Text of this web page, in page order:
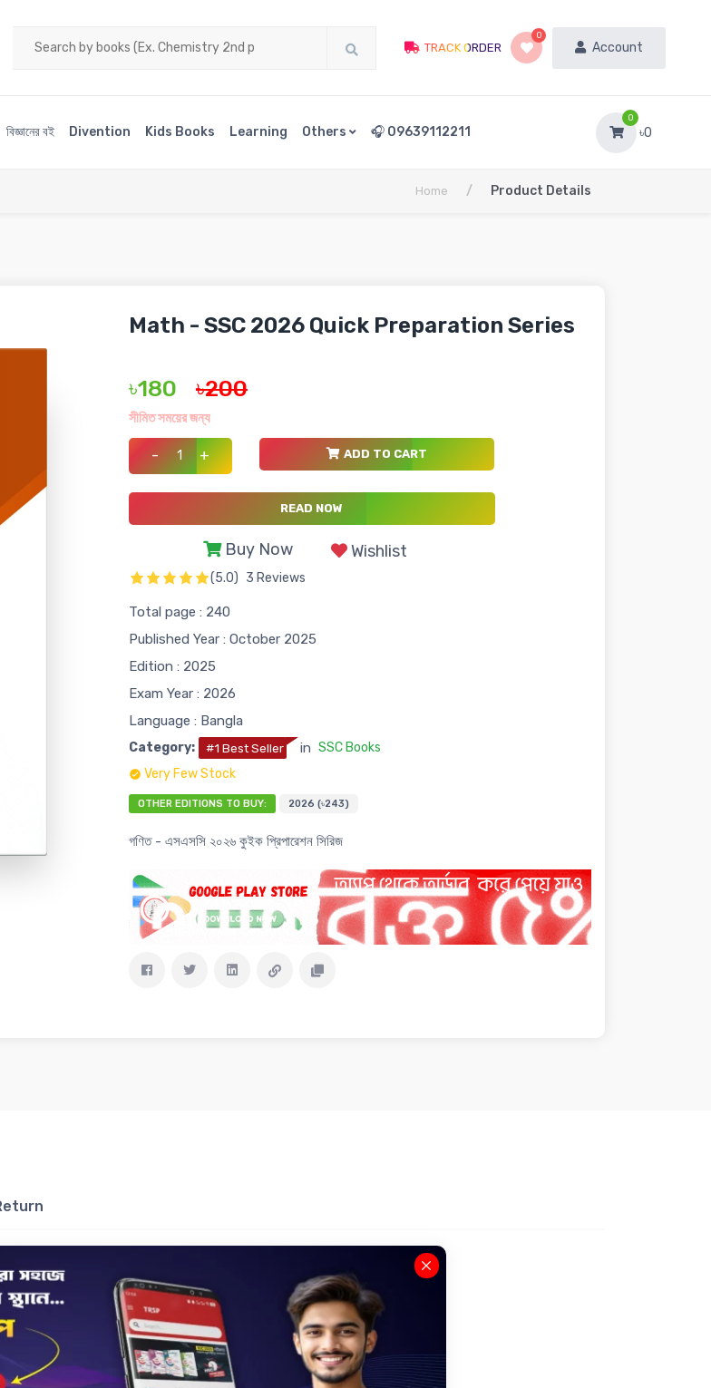
TRACK ORDER
0
Account
বিজ্ঞানের বই Divention Kids Books Learning Others 🎧 09639112211
0
৳0
Home / Product Details
Math - SSC 2026 Quick Preparation Series
৳180 ৳200
সীমিত সময়ের জন্য
- + ADD TO CART
READ NOW
Buy Now Wishlist
(5.0) 3 Reviews
Total page : 240
Published Year : October 2025
Edition : 2025
Exam Year : 2026
Language : Bangla
Category: #1 Best Seller in SSC Books
Very Few Stock
OTHER EDITIONS TO BUY: 2026 (৳243)
গণিত - এসএসসি ২০২৬ কুইক প্রিপারেশন সিরিজ